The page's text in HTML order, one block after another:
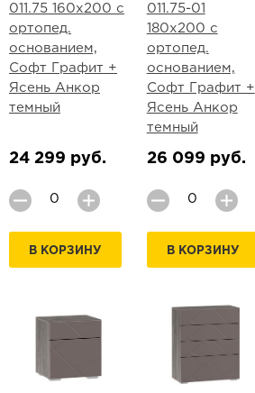
011.75 160х200 с
ортопед.
основанием,
Софт Графит +
Ясень Анкор
темный
24 299 руб.
В КОРЗИНУ
011.75-01
180х200 с
ортопед.
основанием,
Софт Графит +
Ясень Анкор
темный
26 099 руб.
В КОРЗИНУ